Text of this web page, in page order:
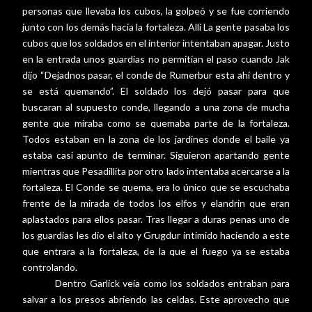
personas que llevaba los cubos, la golpeó y se fue corriendo
junto con los demás hacia la fortaleza. Allí La gente pasaba los
cubos que los soldados en el interior intentaban apagar. Justo
en la entrada unos guardias no permitían el paso cuando Jak
dijo “Dejadnos pasar, el conde de Rumerbur esta ahí dentro y
se está quemando”. El soldado los dejó pasar para que
buscaran al supuesto conde, llegando a una zona de mucha
gente que miraba como se quemaba parte de la fortaleza.
Todos estaban en la zona de los jardines donde el baile ya
estaba casi apunto de terminar. Siguieron apartando gente
mientras que Pesadillita por otro lado intentaba acercarse a la
fortaleza. El Conde se quema, era lo único que se escuchaba
frente de la mirada de todos los elfos y elandrin que eran
aplastados para ellos pasar. Tras llegar a duras penas uno de
los guardias les dio el alto y Grugdur intimido haciendo a este
que entrara a la fortaleza, de la que el fuego ya se estaba
controlando.
Dentro Garlick veía como los soldados entraban para
salvar a los presos abriendo las celdas. Este aprovecho que